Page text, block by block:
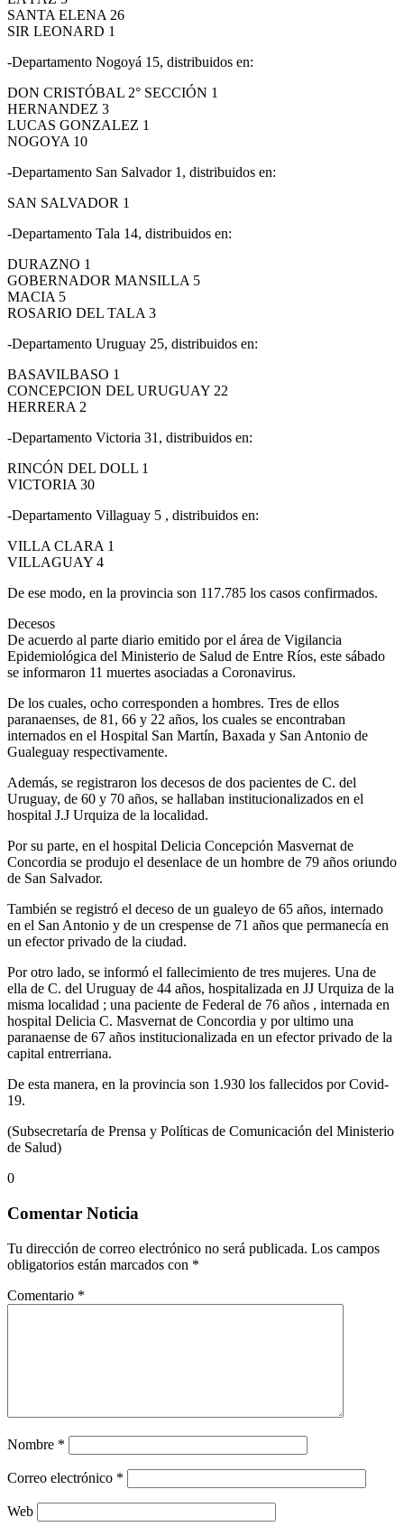
SANTA ELENA 26
SIR LEONARD 1
-Departamento Nogoyá 15, distribuidos en:
DON CRISTÓBAL 2° SECCIÓN 1
HERNANDEZ 3
LUCAS GONZALEZ 1
NOGOYA 10
-Departamento San Salvador 1, distribuidos en:
SAN SALVADOR 1
-Departamento Tala 14, distribuidos en:
DURAZNO 1
GOBERNADOR MANSILLA 5
MACIA 5
ROSARIO DEL TALA 3
-Departamento Uruguay 25, distribuidos en:
BASAVILBASO 1
CONCEPCION DEL URUGUAY 22
HERRERA 2
-Departamento Victoria 31, distribuidos en:
RINCÓN DEL DOLL 1
VICTORIA 30
-Departamento Villaguay 5 , distribuidos en:
VILLA CLARA 1
VILLAGUAY 4
De ese modo, en la provincia son 117.785 los casos confirmados.
Decesos
De acuerdo al parte diario emitido por el área de Vigilancia
Epidemiológica del Ministerio de Salud de Entre Ríos, este sábado
se informaron 11 muertes asociadas a Coronavirus.
De los cuales, ocho corresponden a hombres. Tres de ellos
paranaenses, de 81, 66 y 22 años, los cuales se encontraban
internados en el Hospital San Martín, Baxada y San Antonio de
Gualeguay respectivamente.
Además, se registraron los decesos de dos pacientes de C. del
Uruguay, de 60 y 70 años, se hallaban institucionalizados en el
hospital J.J Urquiza de la localidad.
Por su parte, en el hospital Delicia Concepción Masvernat de
Concordia se produjo el desenlace de un hombre de 79 años oriundo
de San Salvador.
También se registró el deceso de un gualeyo de 65 años, internado
en el San Antonio y de un crespense de 71 años que permanecía en
un efector privado de la ciudad.
Por otro lado, se informó el fallecimiento de tres mujeres. Una de
ella de C. del Uruguay de 44 años, hospitalizada en JJ Urquiza de la
misma localidad ; una paciente de Federal de 76 años , internada en
hospital Delicia C. Masvernat de Concordia y por ultimo una
paranaense de 67 años institucionalizada en un efector privado de la
capital entrerriana.
De esta manera, en la provincia son 1.930 los fallecidos por Covid-
19.
(Subsecretaría de Prensa y Políticas de Comunicación del Ministerio
de Salud)
0
Comentar Noticia
Tu dirección de correo electrónico no será publicada. Los campos
obligatorios están marcados con *
Comentario *
Nombre *
Correo electrónico *
Web